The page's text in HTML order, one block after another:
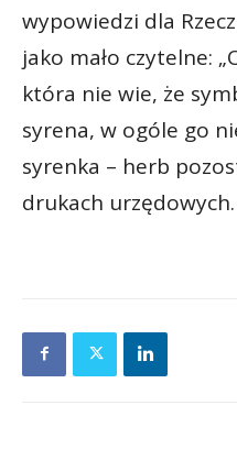
wypowiedzi dla
jako mało czytelne:
która nie wie, że
syrena, w ogóle go
syrenka – herb
drukach urzędowych.